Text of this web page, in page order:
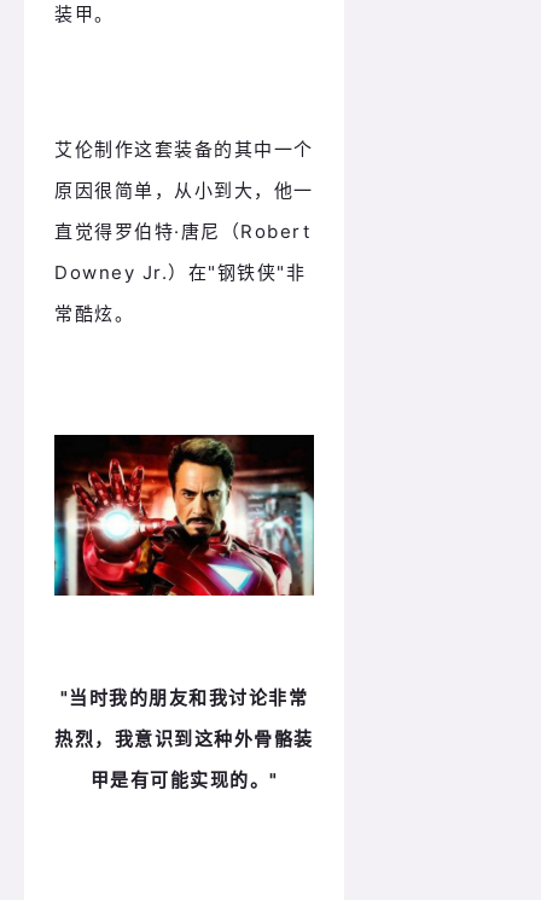
装甲。
艾伦制作这套装备的其中一个
原因很简单，从小到大，他一
直觉得罗伯特·唐尼（Robert
Downey Jr.）在"钢铁侠"非
常酷炫。
"当时我的朋友和我讨论非常
热烈，我意识到这种外骨骼装
甲是有可能实现的。"